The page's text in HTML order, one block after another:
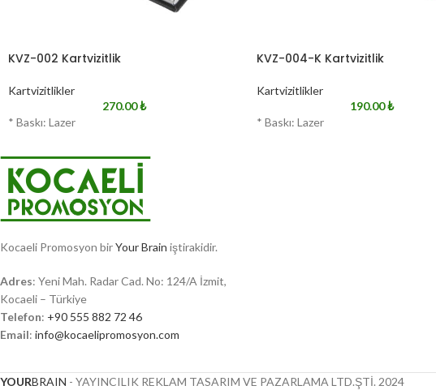
KVZ-002 Kartvizitlik
Kartvizitlikler
270.00₺
* Baskı: Lazer
KVZ-004-K Kartvizitlik
Kartvizitlikler
190.00₺
* Baskı: Lazer
Kocaeli Promosyon birYour Brain iştirakidir.
Adres: Yeni Mah. Radar Cad. No: 124/A İzmit,
Kocaeli – Türkiye
Telefon: +90 555 882 72 46
Email: info@kocaelipromosyon.com
YOURBRAIN - YAYINCILIK REKLAM TASARIM VE PAZARLAMA LTD.ŞTİ.2024